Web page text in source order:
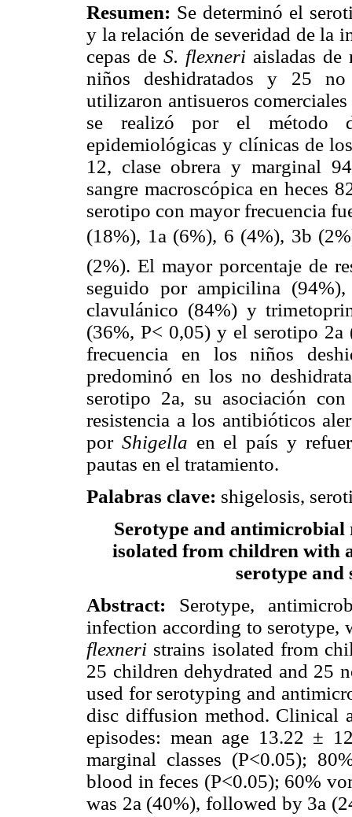
Resumen: Se determinó el
y la relación de severidad de la
cepas de S. flexneriaisladas de
niños deshidratados y 25
utilizaron antisueros
se realizó por el método
epidemiológicas y clínicas de
12, clase obrera y marginal
sangre macroscópica en heces
serotipo con mayor frecuencia
(18%), 1a (6%), 6 (4%), 3b
(2%). El mayor porcentaje de
seguido por ampicilina
clavulánico (84%) y
(36%, P< 0,05) y el serotipo 2a
frecuencia en los niños
predominó en los no
serotipo 2a, su asociación
resistencia a los antibióticos
por Shigella en el país y
pautas en el tratamiento.
Palabras clave: shigelosis,
Serotype and antimicrobial
isolated from children with
serotype and
Abstract: Serotype,
infection according to serotype,
flexneri strains isolated from
25 children dehydrated and 25
used for serotyping and
disc diffusion method. Clinical
episodes: mean age 13.22 ±
marginal classes (P<0.05);
blood in feces (P<0.05); 60%
was 2a (40%), followed by 3a